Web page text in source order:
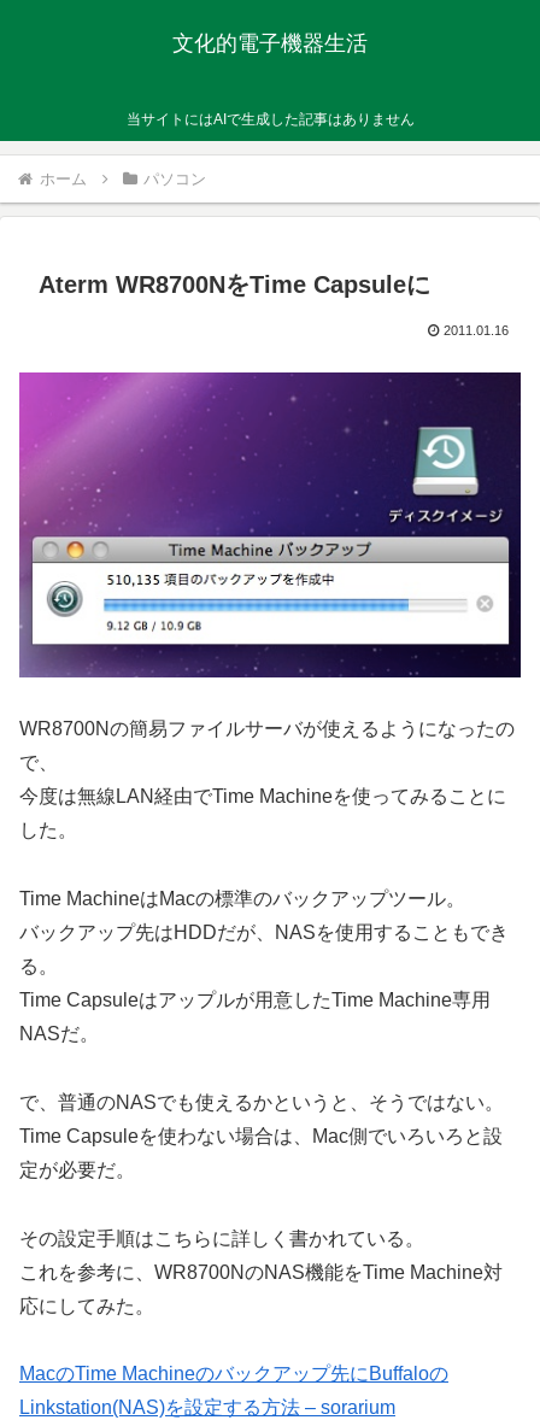
文化的電子機器生活
当サイトにはAIで生成した記事はありません
ホーム パソコン
Aterm WR8700NをTime Capsuleに
2011.01.16
WR8700Nの簡易ファイルサーバが使えるようになったの
で、
今度は無線LAN経由でTime Machineを使ってみることに
した。
Time MachineはMacの標準のバックアップツール。
バックアップ先はHDDだが、NASを使用することもでき
る。
Time Capsuleはアップルが用意したTime Machine専用
NASだ。
で、普通のNASでも使えるかというと、そうではない。
Time Capsuleを使わない場合は、Mac側でいろいろと設
定が必要だ。
その設定手順はこちらに詳しく書かれている。
これを参考に、WR8700NのNAS機能をTime Machine対
応にしてみた。
MacのTime Machineのバックアップ先にBuffaloの
Linkstation(NAS)を設定する方法 – sorarium